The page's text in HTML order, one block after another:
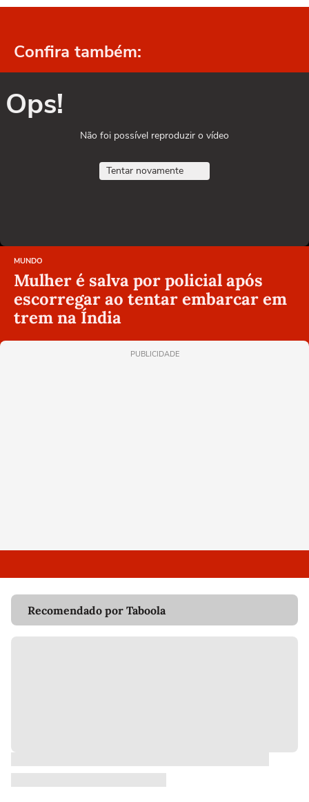
Confira também:
Ops!
Não foi possível reproduzir o vídeo
Tentar novamente
MUNDO
Mulher é salva por policial após
escorregar ao tentar embarcar em
trem na Índia
PUBLICIDADE
Recomendado por Taboola